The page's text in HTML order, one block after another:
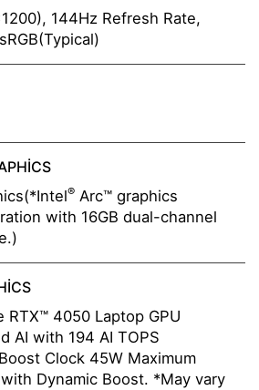
144Hz Refresh Rate,
® Arc™ graphics
with 16GB dual-channel
RTX™ 4050 Laptop GPU
AI with 194 AI TOPS
Clock 45W Maximum
Dynamic Boost. *May vary